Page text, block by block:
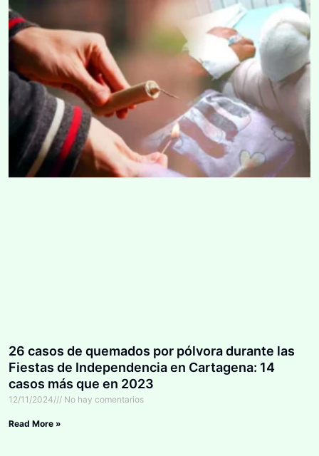
26 casos de quemados por pólvora durante las
Fiestas de Independencia en Cartagena: 14
casos más que en 2023
12/11/2024 No hay comentarios
Read More »